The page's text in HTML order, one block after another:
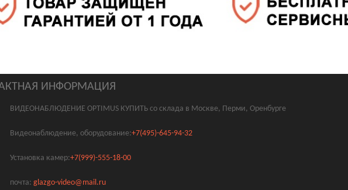
ИНФОРМАЦИЯ
ВИДЕОНАБЛЮДЕНИЕ OPTIMUS КУПИТЬ со склада в Москве, Перми, Оренбурге
Видеонаблюдение, оборудование:+7(495)-645-94-32
Установка камер:+7(999)-555-18-00
почта: glazgo-video@mail.ru